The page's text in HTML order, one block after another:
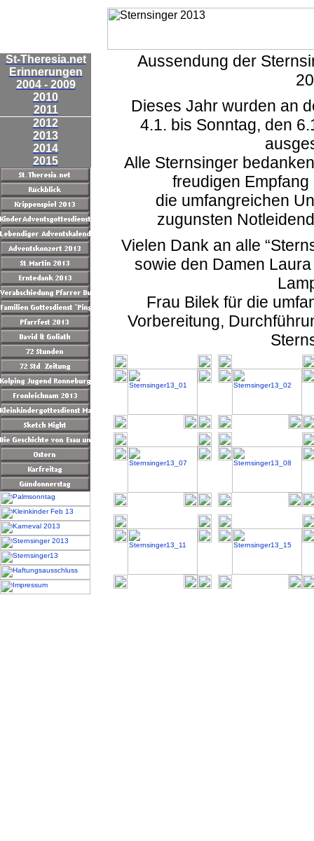
St-Theresia.net
Erinnerungen
2004 - 2009
2010
2011
2012
2013
2014
2015
Aussendung der
Dieses Jahr wurden an
4.1. bis Sonntag, den
Alle Sternsinger
freudigen
die umfangreichen
zugunsten
Vielen Dank an alle
sowie den Damen
Frau Bilek für die
Vorbereitung,